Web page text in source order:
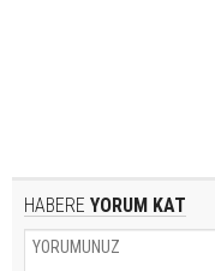
HABERE YORUM KAT